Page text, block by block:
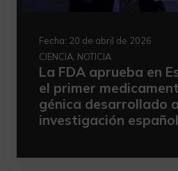
Fecha: 20 de abril de 2026
CIENCIA, NOTICIA
La FDA aprueba en
el primer
génica desarrollado
investigación